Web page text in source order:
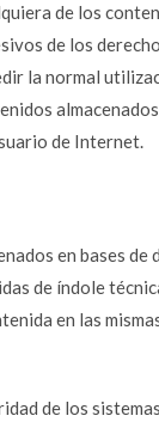
de los
de los
la normal
de Internet.
en bases
de índole
en las
de los